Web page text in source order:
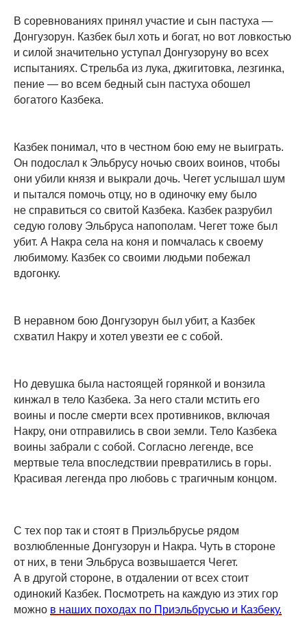
В соревнованиях принял участие и сын пастуха —
Донгузорун. Казбек был хоть и богат, но вот ловкостью
и силой значительно уступал Донгузоруну во всех
испытаниях. Стрельба из лука, джигитовка, лезгинка,
пение — во всем бедный сын пастуха обошел
богатого Казбека.
Казбек понимал, что в честном бою ему не выиграть.
Он подослал к Эльбрусу ночью своих воинов, чтобы
они убили князя и выкрали дочь. Чегет услышал шум
и пытался помочь отцу, но в одиночку ему было
не справиться со свитой Казбека. Казбек разрубил
седую голову Эльбруса напополам. Чегет тоже был
убит. А Накра села на коня и помчалась к своему
любимому. Казбек со своими людьми побежал
вдогонку.
В неравном бою Донгузорун был убит, а Казбек
схватил Накру и хотел увезти ее с собой.
Но девушка была настоящей горянкой и вонзила
кинжал в тело Казбека. За него стали мстить его
воины и после смерти всех противников, включая
Накру, они отправились в свои земли. Тело Казбека
воины забрали с собой. Согласно легенде, все
мертвые тела впоследствии превратились в горы.
Красивая легенда про любовь с трагичным концом.
С тех пор так и стоят в Приэльбрусье рядом
возлюбленные Донгузорун и Накра. Чуть в стороне
от них, в тени Эльбруса возвышается Чегет.
А в другой стороне, в отдалении от всех стоит
одинокий Казбек. Посмотреть на каждую из этих гор
можно в наших походах по Приэльбрусью и Казбеку.